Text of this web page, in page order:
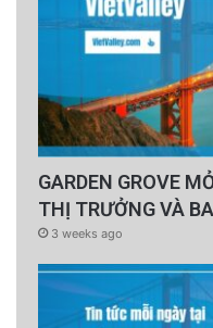
GARDEN GROVE
THỊ TRƯỞNG VÀ
3 weeks ago